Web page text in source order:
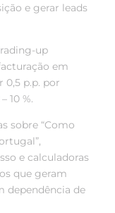
e gerar leads
up
em
0,5 p.p. por
10 %.
sobre “Como
e calculadoras
que geram
dependência de